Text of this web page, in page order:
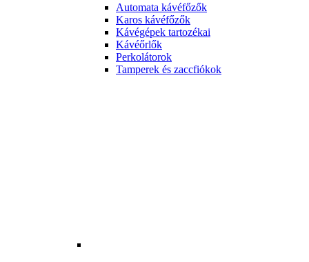
Automata kávéfőzők
Karos kávéfőzők
Kávégépek tartozékai
Kávéőrlők
Perkolátorok
Tamperek és zaccfiókok